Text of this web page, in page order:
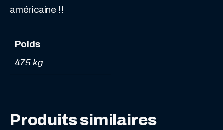
américaine !!
Poids
475 kg
Produits similaires